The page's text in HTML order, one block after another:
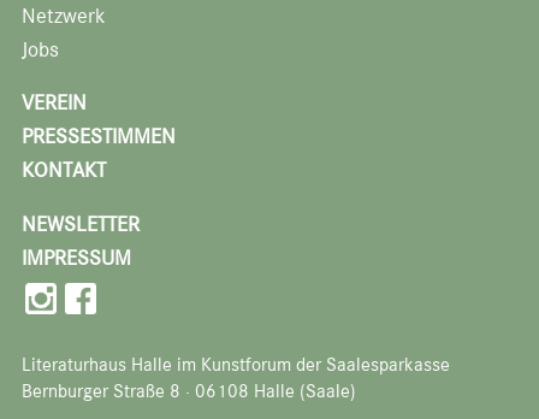
Netzwerk
Jobs
VEREIN
PRESSESTIMMEN
KONTAKT
NEWSLETTER
IMPRESSUM
Literaturhaus Halle im Kunstforum der Saalesparkasse
Bernburger Straße 8 · 06108 Halle (Saale)